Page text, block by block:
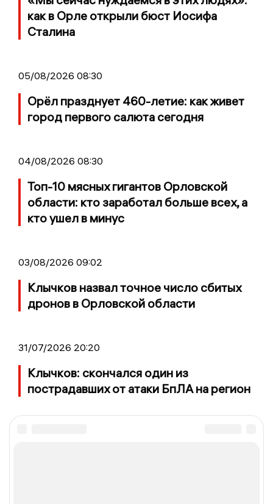
как в Орле открыли бюст Иосифа
Сталина
05/08/2026 08:30
Орёл празднует 460-летие: как живет
город первого салюта сегодня
04/08/2026 08:30
Топ-10 мясных гигантов Орловской
области: кто заработал больше всех, а
кто ушел в минус
03/08/2026 09:02
Клычков назвал точное число сбитых
дронов в Орловской области
31/07/2026 20:20
Клычков: скончался один из
пострадавших от атаки БпЛА на регион